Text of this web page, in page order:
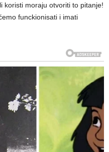
koristi moraju otvoriti to pitanje!
funckionisati i imati